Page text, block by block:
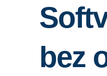
bez